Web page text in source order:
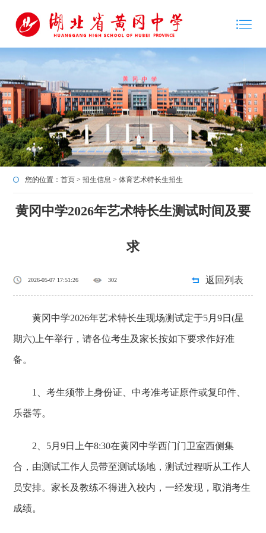
您的位置：首页 >招生信息 >体育艺术特长生招生
黄冈中学2026年艺术特长生测试时间及要
求
2026-05-07 17:51:26 302 返回列表
黄冈中学2026年艺术特长生现场测试定于5月9日(星
期六)上午举行，请各位考生及家长按如下要求作好准
备。
1、考生须带上身份证、中考准考证原件或复印件、
乐器等。
2、5月9日上午8:30在黄冈中学西门门卫室西侧集
合，由测试工作人员带至测试场地，测试过程听从工作人
员安排。家长及教练不得进入校内，一经发现，取消考生
成绩。